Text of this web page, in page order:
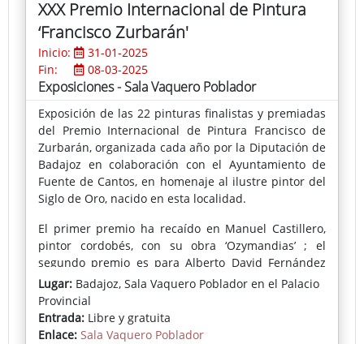
FA(Washington DC) , Knew Gallery (Washington DC),
Centro Nia´s (Washington DC), The Center Art
Fordham Gallery - Lincoln Center (Nueva York),
Katzen Arts Center (Washington DC), Hunter College
Gallery (Nueva York) Artur Ramon Contemporani
Holland Tunnel Gallery (Nueva York), Palau Robert
(Barcelona), James West Fine Art (Londres), L´avant
Musee (Paris) Galeria Fernando Magdalena (Vigo)
,Galeria Antonio de Barnola (Barcelona), Casa
Golferichs (Barcelona), entre otras.
XXX Premio Internacional de Pintura
‘Francisco Zurbarán'
Inicio:
31-01-2025
Fin:
08-03-2025
Exposiciones - Sala Vaquero Poblador
Exposición de las 22 pinturas finalistas y premiadas
del Premio Internacional de Pintura Francisco de
Zurbarán, organizada cada año por la Diputación de
Badajoz en colaboración con el Ayuntamiento de
Fuente de Cantos, en homenaje al ilustre pintor del
Siglo de Oro, nacido en esta localidad.
El primer premio ha recaído en Manuel Castillero,
pintor cordobés, con su obra ‘Ozymandias’ ; el
segundo premio es para Alberto David Fernández
por su ‘Paisaje humano (mujer hurdana)’; el tercero,
Domingo Martínez con ‘Doppelgänger: Cronofobia’; y
José Arnau Belén se ha alzado con el cuarto premio
al presentar ‘Composición’.
Lugar: Badajoz, Sala Vaquero Poblador en el Palacio
Provincial
Entrada: Libre y gratuita
Enlace: Sala Vaquero Poblador